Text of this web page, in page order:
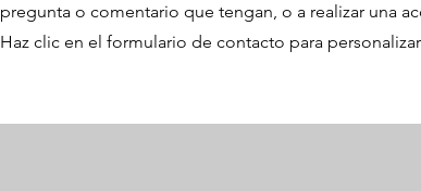
pregunta o comentario que tengan, o a realizar una
Haz clic en el formulario de contacto para